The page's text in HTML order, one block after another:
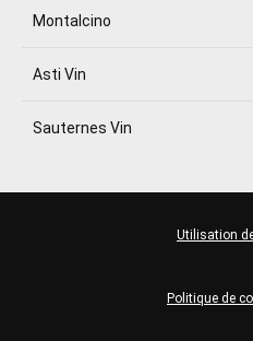
Montalcino
Asti Vin
Sauternes Vin
Politique de
Utilisation